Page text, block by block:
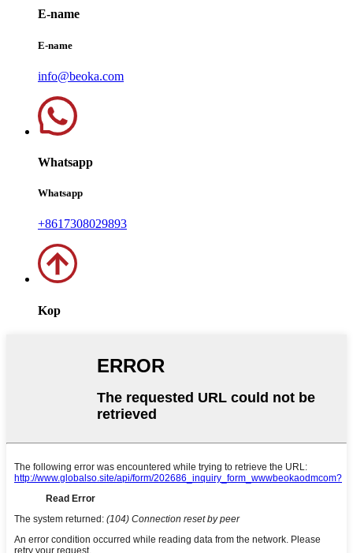
E-name
E-name
info@beoka.com
Whatsapp
Whatsapp
+8617308029893
Kop